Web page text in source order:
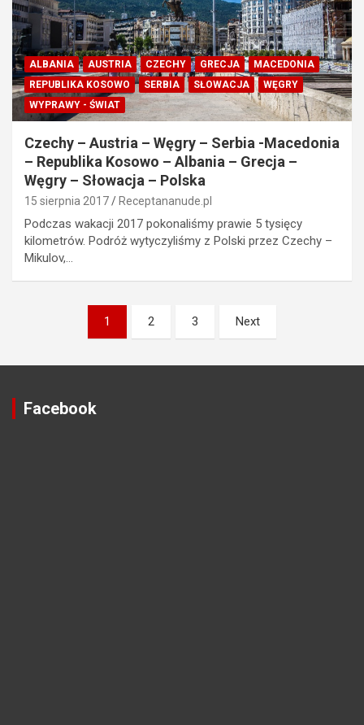
ALBANIA AUSTRIA CZECHY GRECJA
MACEDONIA
REPUBLIKA KOSOWO
SERBIA SŁOWACJA
WĘGRY
WYPRAWY - ŚWIAT
Czechy – Austria – Węgry – Serbia -Macedonia
– Republika Kosowo – Albania – Grecja –
Węgry – Słowacja – Polska
15 sierpnia 2017 Receptananude.pl
Podczas wakacji 2017 pokonaliśmy prawie 5 tysięcy
kilometrów. Podróż wytyczyliśmy z Polski przez Czechy –
Mikulov,…
Stronicowanie
1 2 3 Next
Facebook